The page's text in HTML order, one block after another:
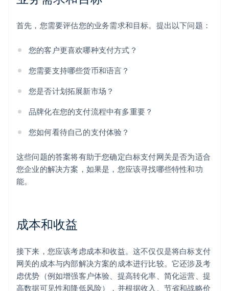
首先，您需要评估您的业务需求和目标。提出以下问题：
您的客户更喜欢哪种支付方式？
您需要支持哪些货币和语言？
您是否计划拓展新市场？
品牌化在您的支付流程中有多重要？
您如何看待自己的支付体验？
这些问题的答案将有助于您确定白标支付网关是否为适合
您企业的解决方案，如果是，您应该寻找哪些特性和功
能。
成本和收益
接下来，您应该考虑成本和收益。这不仅仅是将白标支付
网关的成本与内部解决方案的成本进行比较。它还涉及考
虑优势（例如增强客户体验、提高转化率、简化运营、提
高数据可见性和降低风险），并根据收入、节省和战略价